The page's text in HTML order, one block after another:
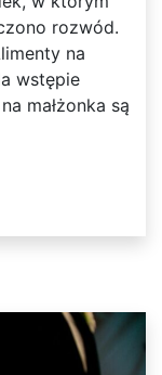
rozwód.
na
wstępie
małżonka są